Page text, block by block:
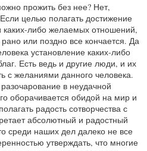
прожить без нее? Нет,
целью полагать достижение
каких-либо желаемых отношений,
или поздно все кончается. Да
установление каких-либо
Есть ведь и другие люди, и их
с желаниями данного человека.
в неудачной
оборачивается обидой на мир и
радость сотворчества с
абсолютный и радостный
среди наших дел далеко не все
утверждать, что многие